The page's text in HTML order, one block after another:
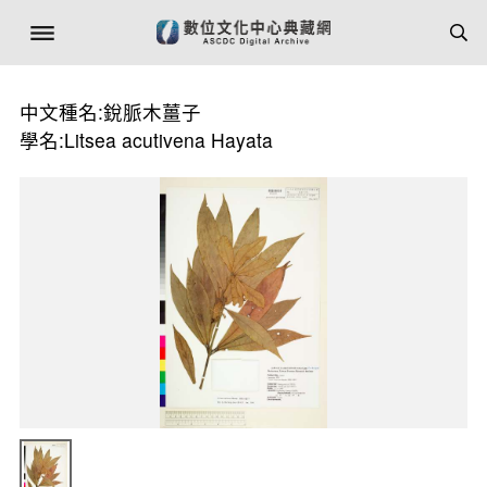
中文種名:銳脈木薑子
學名:Litsea acutivena Hayata